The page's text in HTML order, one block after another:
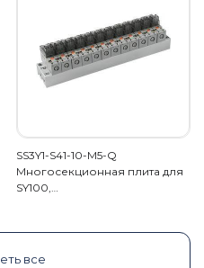
SS3Y1-S41-10-M5-Q
Многосекционная плита для
SY100,…
все